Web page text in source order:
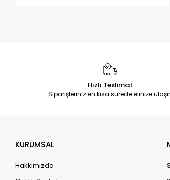
Hızlı Teslimat
Siparişleriniz en kısa sürede elinize
KURUMSAL
Hakkımızda